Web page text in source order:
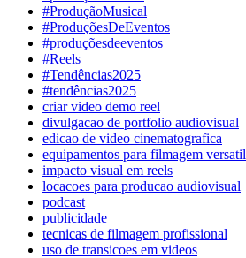
#ProduçãoMusical
#ProduçõesDeEventos
#produçõesdeeventos
#Reels
#Tendências2025
#tendências2025
criar video demo reel
divulgacao de portfolio audiovisual
edicao de video cinematografica
equipamentos para filmagem versatil
impacto visual em reels
locacoes para producao audiovisual
podcast
publicidade
tecnicas de filmagem profissional
uso de transicoes em videos